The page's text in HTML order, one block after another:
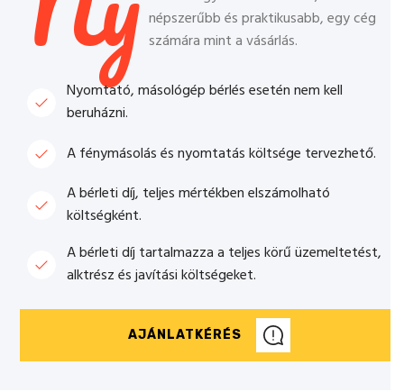
népszerűbb és praktikusabb, egy cég
számára mint a vásárlás.
Nyomtató, másológép bérlés esetén nem kell
beruházni.
A fénymásolás és nyomtatás költsége tervezhető.
A bérleti díj, teljes mértékben elszámolható
költségként.
A bérleti díj tartalmazza a teljes körű üzemeltetést,
alktrész és javítási költségeket.
AJÁNLATKÉRÉS